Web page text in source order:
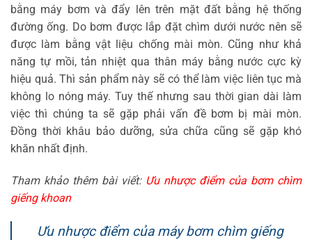
bằng máy bơm và đẩy lên trên mặt đất bằng hệ thống
đường ống. Do bơm được lắp đặt chìm dưới nước nên sẽ
được làm bằng vật liệu chống mài mòn. Cũng như khả
năng tự mồi, tản nhiệt qua thân máy bằng nước cực kỳ
hiệu quả. Thì sản phẩm này sẽ có thể làm việc liên tục mà
không lo nóng máy. Tuy thế nhưng sau thời gian dài làm
việc thì chúng ta sẽ gặp phải vấn đề bơm bị mài mòn.
Đồng thời khâu bảo dưỡng, sửa chữa cũng sẽ gặp khó
khăn nhất định.
Tham khảo thêm bài viết: Ưu nhược điểm của bơm chìm
giếng khoan
Ưu nhược điểm của máy bơm chìm giếng